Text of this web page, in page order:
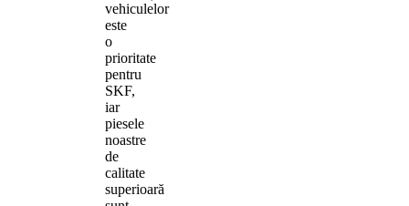
vehiculelor
este
o
prioritate
pentru
SKF,
iar
piesele
noastre
de
calitate
superioară